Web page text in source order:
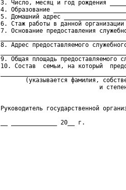
3. Число, месяц и год рождения
4. Образование
5. Домашний адрес
6. Стаж работы в данной организации
7. Основание предоставления
8. Адрес предоставляемого
9. Общая площадь предоставляемого
10. Состав  семьи, на который
(указывается фамилия,
Руководитель государственной
__ _____________ 20__ г.